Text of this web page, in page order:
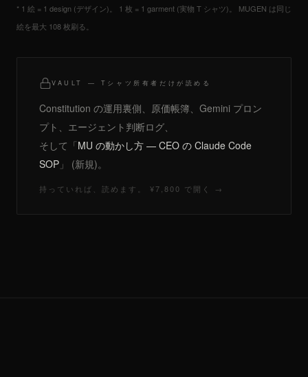
* 1 絵 = 1 design (デザイン)。 1 枚 = 1 garment (実物 T シャツ)。 MUGEN は同じ
絵を最大 108 枚刷る。
VAULT — Tシャツ所有者だけが読める
Constitution の運用裏側、原価帳簿、Gemini プロン
プト、エージェント判断ログ、
そして「MU の動かし方 — CEO の Claude Code
SOP 」 (新規)。
持っていれば、読めます。 ¥7,800 で開く →